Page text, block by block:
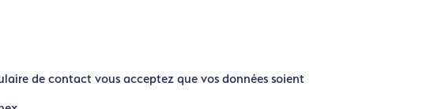
de contact vous acceptez que vos données soient